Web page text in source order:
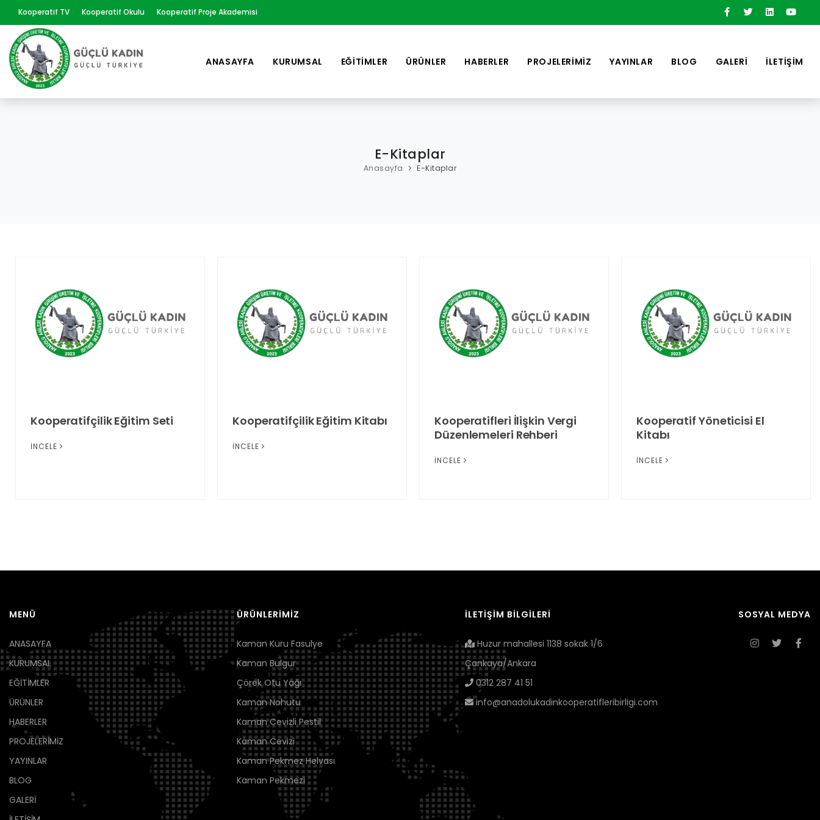
Kooperatif TV Kooperatif Okulu Kooperatif Proje Akademisi
ANASAYFA KURUMSAL EĞİTİMLER ÜRÜNLER HABERLER PROJELERİMİZ YAYINLAR BLOG GALERİ İLETİŞİM
E-Kitaplar
Anasayfa E-Kitaplar
Kooperatifçilik Eğitim Seti
İNCELE
Kooperatifçilik Eğitim Kitabı
İNCELE
Kooperatifleri İlişkin Vergi
Düzenlemeleri Rehberi
İNCELE
Kooperatif Yöneticisi El
Kitabı
İNCELE
MENÜ
ANASAYFA
KURUMSAL
EĞİTİMLER
ÜRÜNLER
HABERLER
PROJELERİMİZ
YAYINLAR
BLOG
GALERİ
ÜRÜNLERİMİZ
Kaman Kuru Fasulye
Kaman Bulgur
Çörek Otu Yağı
Kaman Nohutu
Kaman Cevizli Pestil
Kaman Cevizi
Kaman Pekmez Helvası
Kaman Pekmezi
İLETİŞİM BİLGİLERİ
Huzur mahallesi 1138 sokak 1/6
Çankaya/Ankara
0312 287 41 51
info@anadolukadinkooperatifleribirligi.com
SOSYAL MEDYA